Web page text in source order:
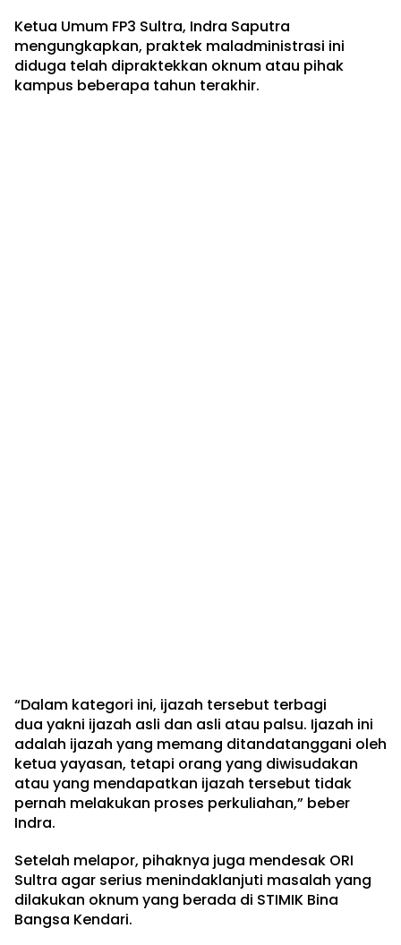
Ketua Umum FP3 Sultra, Indra Saputra
mengungkapkan, praktek maladministrasi ini
diduga telah dipraktekkan oknum atau pihak
kampus beberapa tahun terakhir.
“Dalam kategori ini, ijazah tersebut terbagi
dua yakni ijazah asli dan asli atau palsu. Ijazah ini
adalah ijazah yang memang ditandatanggani oleh
ketua yayasan, tetapi orang yang diwisudakan
atau yang mendapatkan ijazah tersebut tidak
pernah melakukan proses perkuliahan,” beber
Indra.
Setelah melapor, pihaknya juga mendesak ORI
Sultra agar serius menindaklanjuti masalah yang
dilakukan oknum yang berada di STIMIK Bina
Bangsa Kendari.